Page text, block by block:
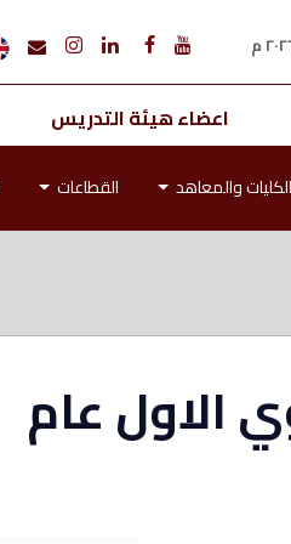
اعضاء هيئة التدريس
الكليات والمعاهد القطاعات
الاول عام